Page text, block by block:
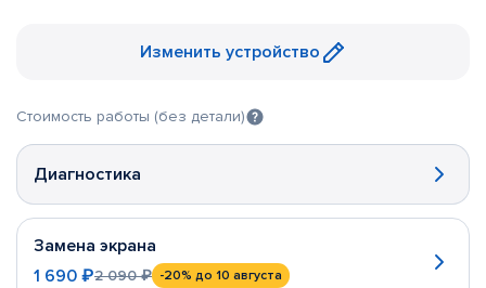
Изменить устройство
Стоимость работы (без детали)
Диагностика
Замена экрана
1 690 ₽2 090 ₽ -20% до 10 августа